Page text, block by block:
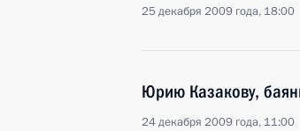
25 декабря 2009 года, 18:00
Юрию Казакову,
24 декабря 2009 года, 11:00